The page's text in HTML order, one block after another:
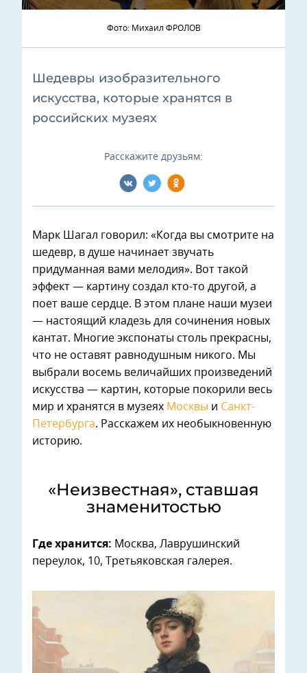
Фото: Михаил ФРОЛОВ
Шедевры изобразительного
искусства, которые хранятся в
российских музеях
Расскажите друзьям:
Марк Шагал говорил: «Когда вы смотрите на
шедевр, в душе начинает звучать
придуманная вами мелодия». Вот такой
эффект — картину создал кто-то другой, а
поет ваше сердце. В этом плане наши музеи
— настоящий кладезь для сочинения новых
кантат. Многие экспонаты столь прекрасны,
что не оставят равнодушным никого. Мы
выбрали восемь величайших произведений
искусства — картин, которые покорили весь
мир и хранятся в музеях Москвы и Санкт-
Петербурга. Расскажем их необыкновенную
историю.
«Неизвестная», ставшая
знаменитостью
Где хранится: Москва, Лаврушинский
переулок, 10, Третьяковская галерея.